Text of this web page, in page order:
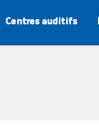
Centres auditifs